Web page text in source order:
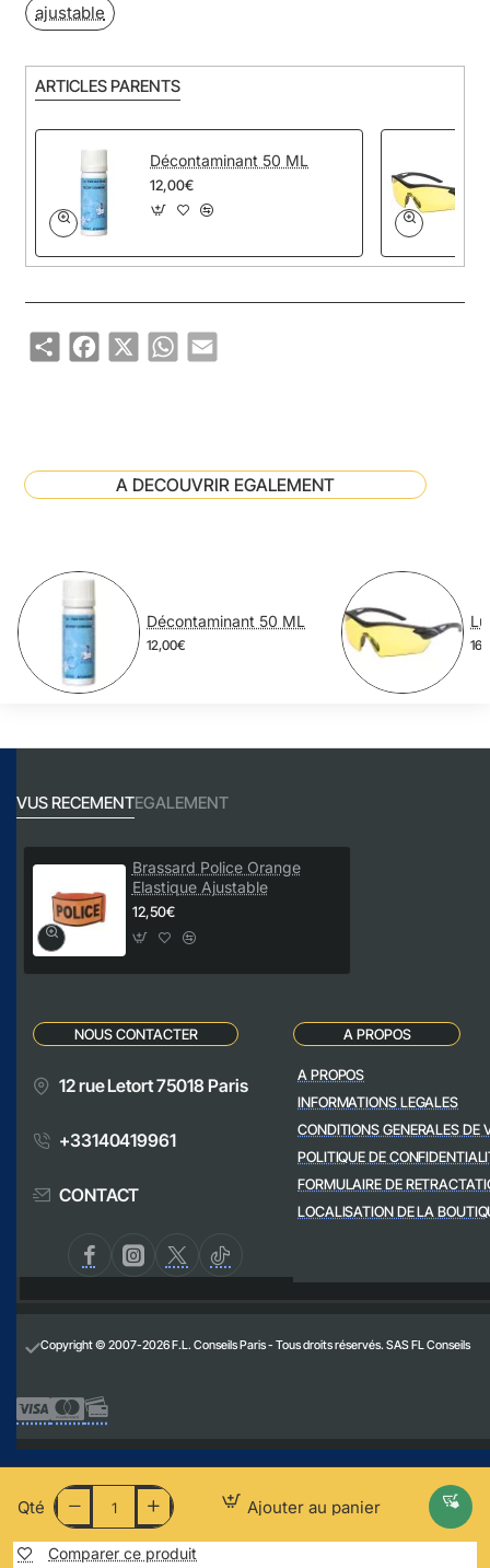
Qté Ajouter au panier
Comparer ce produit
ajustable
ARTICLES PARENTS
Décontaminant 50 ML
12,00€
ShareFacebook
X WhatsApp
Email
A DECOUVRIR EGALEMENT
Décontaminant 50 ML
12,00€
VUS RECEMENTEGALEMENT
Brassard Police Orange
Elastique Ajustable
12,50€
NOUS CONTACTER
12 rue Letort 75018 Paris
+33140419961
CONTACT
A PROPOS
A PROPOS
INFORMATIONS LEGALES
CONDITIONS GENERALES DE
POLITIQUE DE
FORMULAIRE DE
LOCALISATION DE LA
Copyright © 2007-2026 F.L. Conseils Paris - Tous droits réservés. SAS FL Conseils